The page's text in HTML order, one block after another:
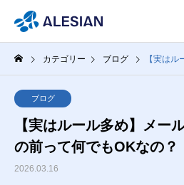
カテゴリー ブログ 【実はルール多
ブログ
【実はルール多め】メー
の前って何でもOKなの？
2026.03.16